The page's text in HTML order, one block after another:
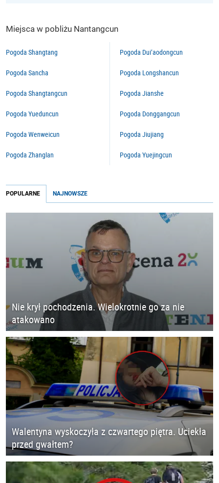
Miejsca w pobliżu Nantangcun
Pogoda Shangtang
Pogoda Sancha
Pogoda Shangtangcun
Pogoda Yueduncun
Pogoda Wenweicun
Pogoda Zhanglan
Pogoda Dui’aodongcun
Pogoda Longshancun
Pogoda Jianshe
Pogoda Donggangcun
Pogoda Jiujiang
Pogoda Yuejingcun
POPULARNE NAJNOWSZE
Nie krył pochodzenia. Wielokrotnie go za nie
atakowano
Walentyna wyskoczyła z czwartego piętra. Uciekła
przed gwałtem?